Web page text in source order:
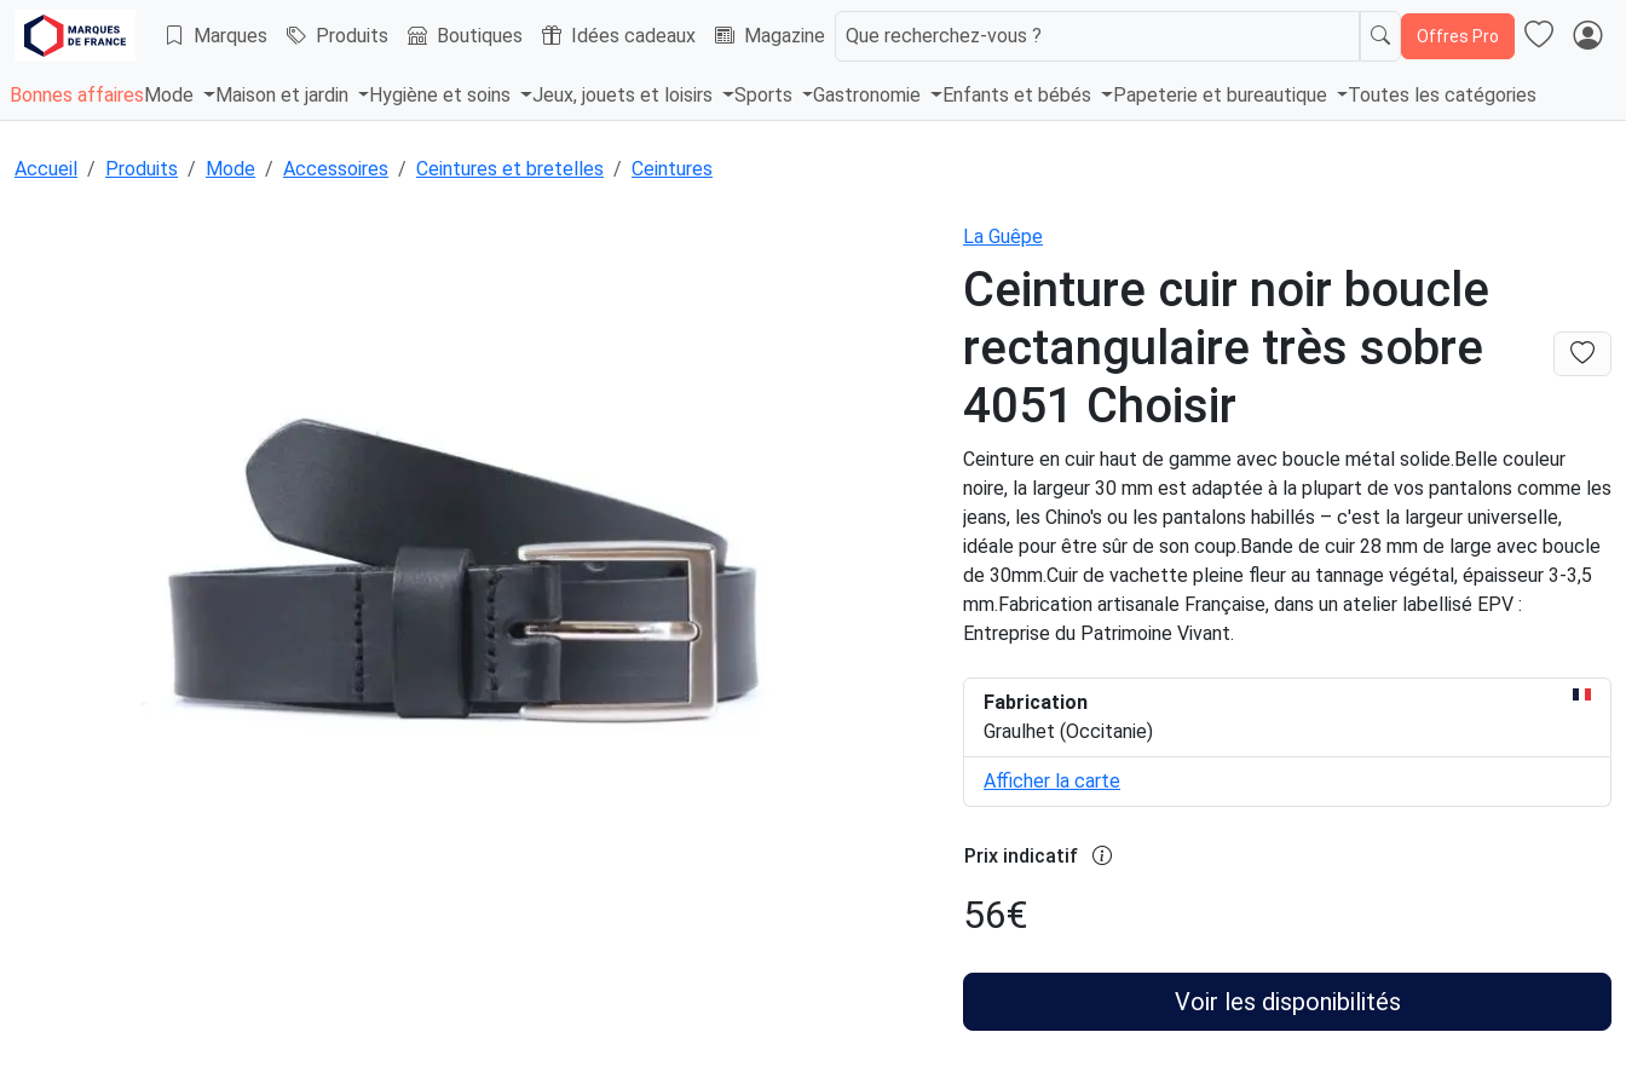
Marques Produits Boutiques Idées cadeaux Magazine Que recherchez-vous ? Offres Pro
Bonnes affaires Mode Maison et jardin Hygiène et soins Jeux, jouets et loisirs Sports Gastronomie Enfants et bébés Papeterie et bureautique Toutes les catégories
Accueil Produits Mode Accessoires Ceintures et bretelles Ceintures
La Guêpe
Ceinture cuir noir boucle
rectangulaire très sobre
4051 Choisir
Ceinture en cuir haut de gamme avec boucle métal solide.Belle couleur
noire, la largeur 30 mm est adaptée à la plupart de vos pantalons comme les
jeans, les Chino's ou les pantalons habillés – c'est la largeur universelle,
idéale pour être sûr de son coup.Bande de cuir 28 mm de large avec boucle
de 30mm.Cuir de vachette pleine fleur au tannage végétal, épaisseur 3-3,5
mm.Fabrication artisanale Française, dans un atelier labellisé EPV :
Entreprise du Patrimoine Vivant.
Fabrication
Graulhet (Occitanie)
Afficher la carte
Prix indicatif
56€
Voir les disponibilités